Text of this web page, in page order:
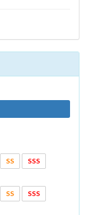
SS SSS
SS SSS